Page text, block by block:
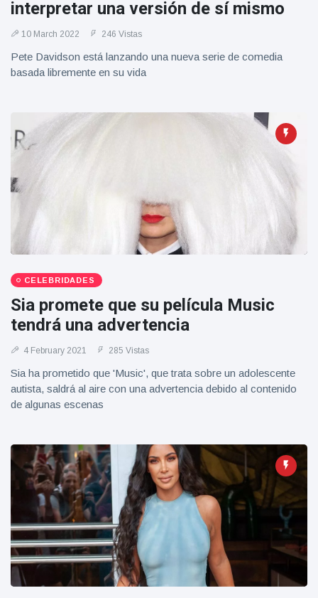
Geburtstag
zu
Mariachi-
Band
Vistas
interpretar una versión de sí mismo
10 March 2022 246 Vistas
Pete Davidson está lanzando una nueva serie de comedia
basada libremente en su vida
CELEBRIDADES
Sia promete que su película Music
tendrá una advertencia
4 February 2021 285 Vistas
Sia ha prometido que 'Music', que trata sobre un adolescente
autista, saldrá al aire con una advertencia debido al contenido
de algunas escenas